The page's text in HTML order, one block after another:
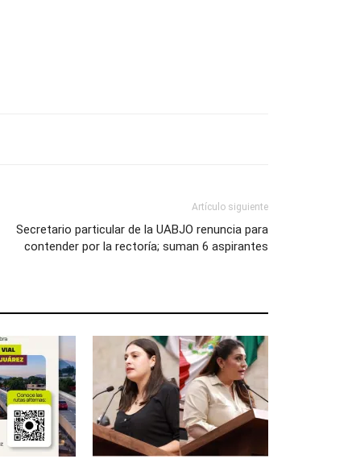
Artículo siguiente
Secretario particular de la UABJO renuncia para
contender por la rectoría; suman 6 aspirantes